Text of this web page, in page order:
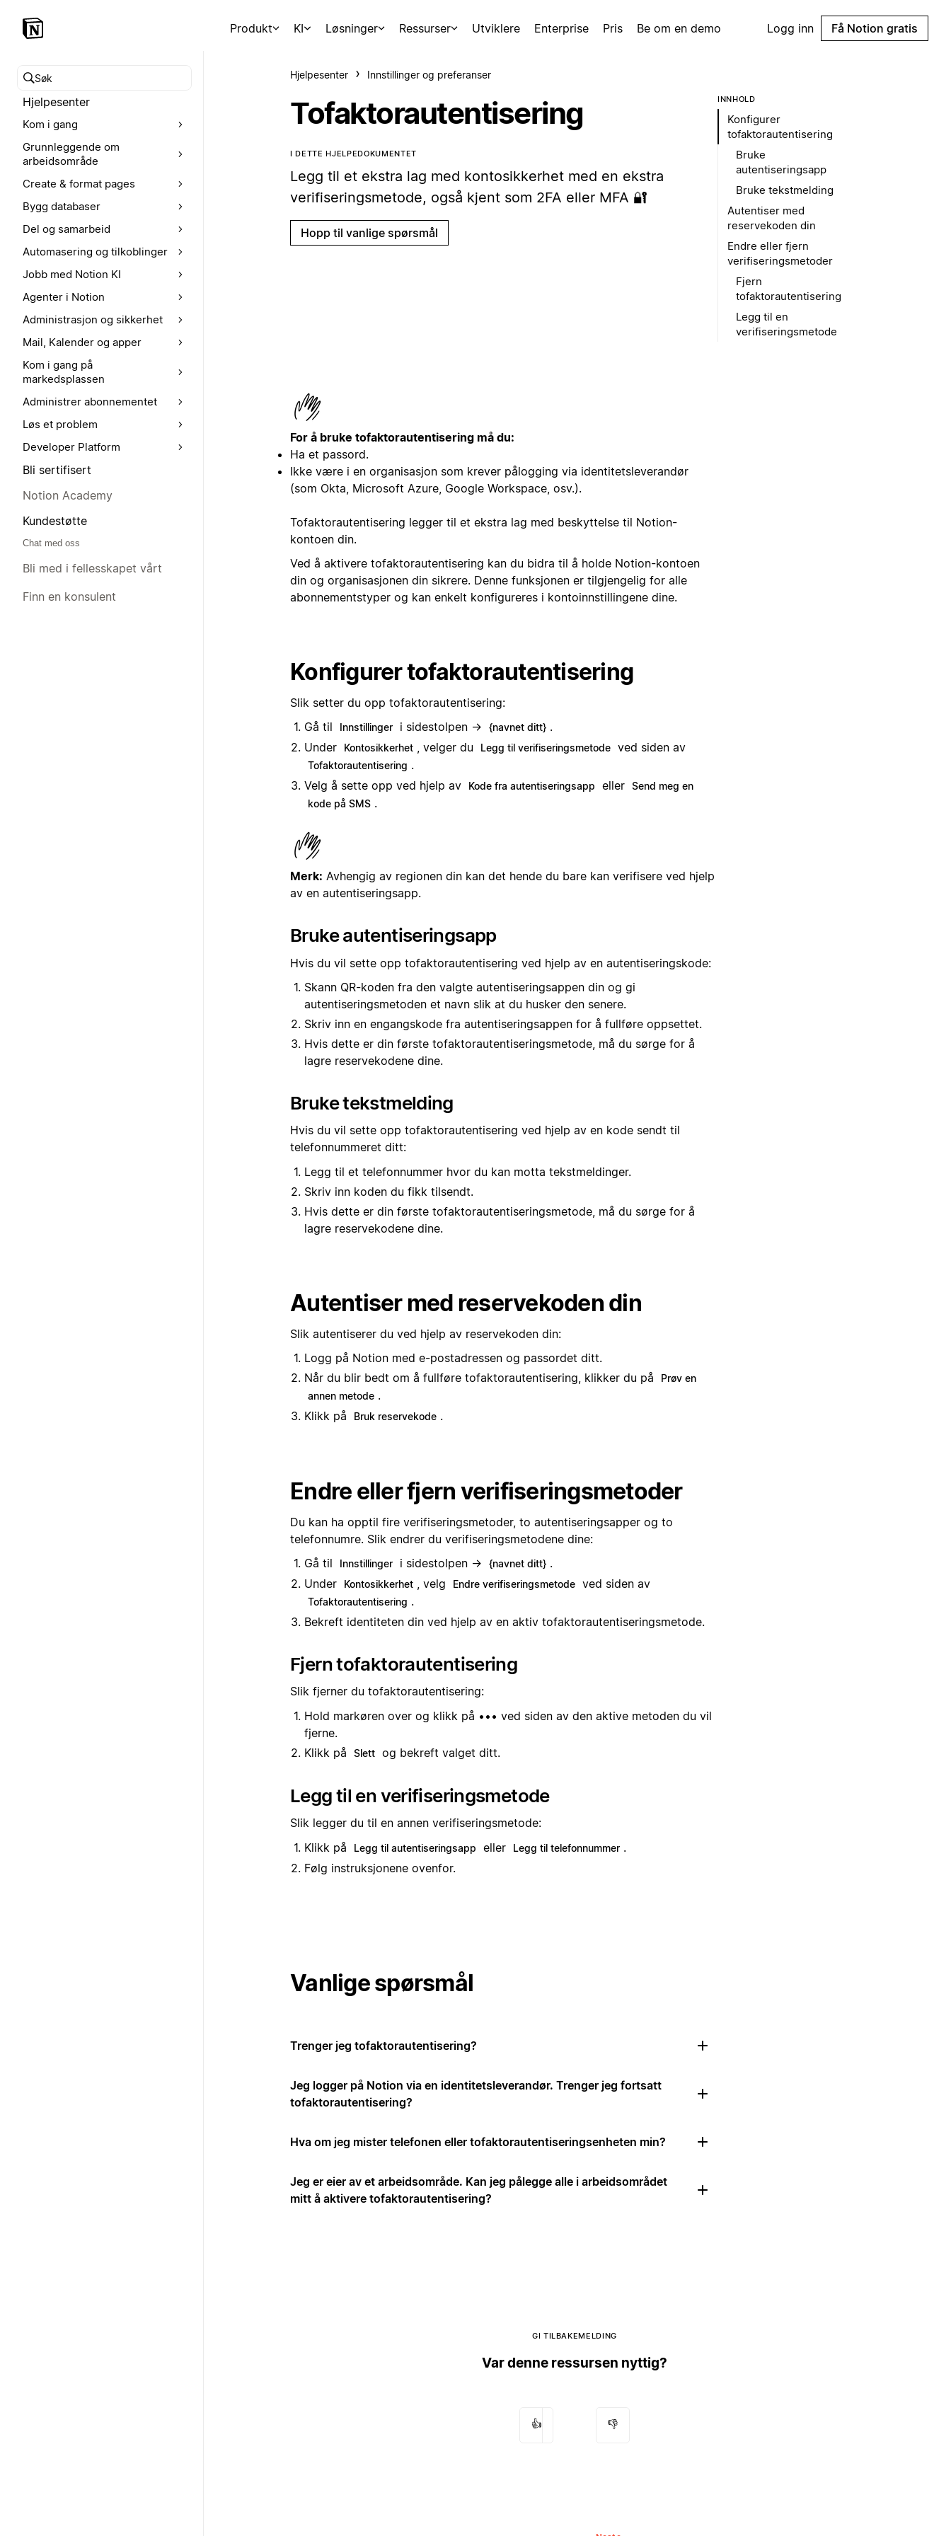
Produkt KI Løsninger Ressurser Utviklere Enterprise Pris Be om en demo Logg inn Få Notion gratis
Søk i hjelpesenteret
Hjelpesenter
Kom i gang
Grunnleggende om
arbeidsområde
Create & format pages
Bygg databaser
Del og samarbeid
Automasering og tilkoblinger
Jobb med Notion KI
Agenter i Notion
Administrasjon og sikkerhet
Mail, Kalender og apper
Kom i gang på
markedsplassen
Administrer abonnementet
Løs et problem
Developer Platform
Bli sertifisert
Notion Academy
Kundestøtte
Chat med oss
Bli med i fellesskapet vårt
Finn en konsulent
Hjelpesenter Innstillinger og preferanser
Tofaktorautentisering
I DETTE HJELPEDOKUMENTET
Legg til et ekstra lag med kontosikkerhet med en ekstra
verifiseringsmetode, også kjent som 2FA eller MFA 🔐
Hopp til vanlige spørsmål
For å bruke tofaktorautentisering må du:
Ha et passord.
Ikke være i en organisasjon som krever pålogging via identitetsleverandør
(som Okta, Microsoft Azure, Google Workspace, osv.).
Tofaktorautentisering legger til et ekstra lag med beskyttelse til Notion-
kontoen din.
Ved å aktivere tofaktorautentisering kan du bidra til å holde Notion-kontoen
din og organisasjonen din sikrere. Denne funksjonen er tilgjengelig for alle
abonnementstyper og kan enkelt konfigureres i kontoinnstillingene dine.
Konfigurer tofaktorautentisering
Slik setter du opp tofaktorautentisering:
Gå til
Innstillinger i sidestolpen → {navnet ditt} .
Under
Kontosikkerhet , velger du Legg til verifiseringsmetode ved siden av
Tofaktorautentisering .
Velg å sette opp ved hjelp av
Kode fra autentiseringsapp eller Send meg en
kode på SMS .
Merk: Avhengig av regionen din kan det hende du bare kan verifisere ved hjelp
av en autentiseringsapp.
Bruke autentiseringsapp
Hvis du vil sette opp tofaktorautentisering ved hjelp av en autentiseringskode:
Skann QR-koden fra den valgte autentiseringsappen din og gi
autentiseringsmetoden et navn slik at du husker den senere.
Skriv inn en engangskode fra autentiseringsappen for å fullføre oppsettet.
Hvis dette er din første tofaktorautentiseringsmetode, må du sørge for å
lagre reservekodene dine.
Bruke tekstmelding
Hvis du vil sette opp tofaktorautentisering ved hjelp av en kode sendt til
telefonnummeret ditt:
Legg til et telefonnummer hvor du kan motta tekstmeldinger.
Skriv inn koden du fikk tilsendt.
Hvis dette er din første tofaktorautentiseringsmetode, må du sørge for å
lagre reservekodene dine.
Autentiser med reservekoden din
Slik autentiserer du ved hjelp av reservekoden din:
Logg på Notion med e-postadressen og passordet ditt.
Når du blir bedt om å fullføre tofaktorautentisering, klikker du på
Prøv en
annen metode .
Klikk på
Bruk reservekode .
Endre eller fjern verifiseringsmetoder
Du kan ha opptil fire verifiseringsmetoder, to autentiseringsapper og to
telefonnumre. Slik endrer du verifiseringsmetodene dine:
Gå til
Innstillinger i sidestolpen → {navnet ditt} .
Under
Kontosikkerhet , velg Endre verifiseringsmetode ved siden av
Tofaktorautentisering .
Bekreft identiteten din ved hjelp av en aktiv tofaktorautentiseringsmetode.
Fjern tofaktorautentisering
Slik fjerner du tofaktorautentisering:
Hold markøren over og klikk på ••• ved siden av den aktive metoden du vil
fjerne.
Klikk på
Slett og bekreft valget ditt.
Legg til en verifiseringsmetode
Slik legger du til en annen verifiseringsmetode:
Klikk på
Legg til autentiseringsapp eller Legg til telefonnummer .
Følg instruksjonene ovenfor.
Vanlige spørsmål
Trenger jeg tofaktorautentisering?
Jeg logger på Notion via en identitetsleverandør. Trenger jeg fortsatt
tofaktorautentisering?
Hva om jeg mister telefonen eller tofaktorautentiseringsenheten min?
Jeg er eier av et arbeidsområde. Kan jeg pålegge alle i arbeidsområdet
mitt å aktivere tofaktorautentisering?
INNHOLD
Konfigurer
tofaktorautentisering
Bruke
autentiseringsapp
Bruke tekstmelding
Autentiser med
reservekoden din
Endre eller fjern
verifiseringsmetoder
Fjern
tofaktorautentisering
Legg til en
verifiseringsmetode
GI TILBAKEMELDING
Var denne ressursen nyttig?
👍 👎